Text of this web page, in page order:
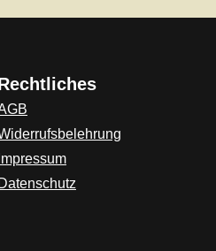
(externer Link)
Impressum
Datenschutz